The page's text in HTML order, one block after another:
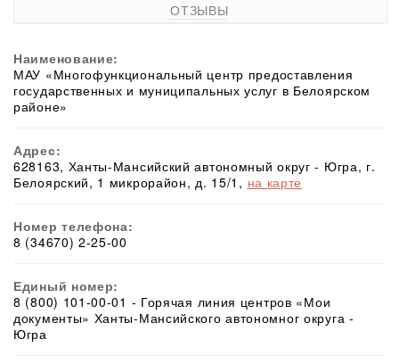
ОТЗЫВЫ
Наименование:
МАУ «Многофункциональный центр предоставления
государственных и муниципальных услуг в Белоярском
районе»
Адрес:
628163, Ханты-Мансийский автономный округ - Югра, г.
Белоярский, 1 микрорайон, д. 15/1, на карте
Номер телефона:
8 (34670) 2-25-00
Единый номер:
8 (800) 101-00-01 - Горячая линия центров «Мои
документы» Ханты-Мансийского автономног округа -
Югра